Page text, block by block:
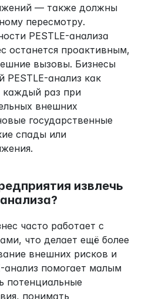
— также должны
пересмотру.
PESTLE-анализа
останется проактивным,
вызовы. Бизнесы
PESTLE-анализ как
каждый раз при
внешних
государственные
спады или
извлечь
часто работает с
что делает ещё более
внешних рисков и
анализ помогает малым
потенциальные
понимать